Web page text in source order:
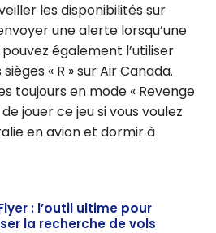
les disponibilités sur
une alerte lorsqu’une
également l’utiliser
« R » sur Air Canada.
toujours en mode « Revenge
jouer ce jeu si vous voulez
en avion et dormir à
: l’outil ultime pour
la recherche de vols